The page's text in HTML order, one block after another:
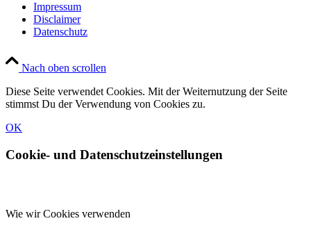
Impressum
Disclaimer
Datenschutz
Nach oben scrollen
Diese Seite verwendet Cookies. Mit der Weiternutzung der Seite
stimmst Du der Verwendung von Cookies zu.
OK
Cookie- und Datenschutzeinstellungen
Wie wir Cookies verwenden